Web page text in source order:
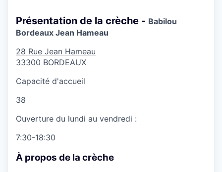
Présentation de la crèche - Babilou
Bordeaux Jean Hameau
28 Rue Jean Hameau
33300 BORDEAUX
Capacité d'accueil
38
Ouverture du lundi au vendredi :
7:30-18:30
À propos de la crèche